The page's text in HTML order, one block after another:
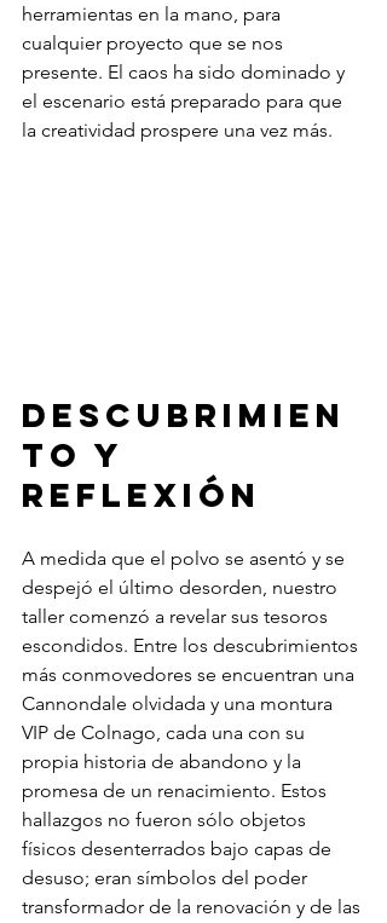
herramientas en la mano, para
cualquier proyecto que se nos
presente. El caos ha sido dominado y
el escenario está preparado para que
la creatividad prospere una vez más.
Descubrimien
to y
Reflexión
A medida que el polvo se asentó y se
despejó el último desorden, nuestro
taller comenzó a revelar sus tesoros
escondidos. Entre los descubrimientos
más conmovedores se encuentran una
Cannondale olvidada y una montura
VIP de Colnago, cada una con su
propia historia de abandono y la
promesa de un renacimiento. Estos
hallazgos no fueron sólo objetos
físicos desenterrados bajo capas de
desuso; eran símbolos del poder
transformador de la renovación y de las